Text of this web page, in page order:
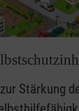
Stärkung